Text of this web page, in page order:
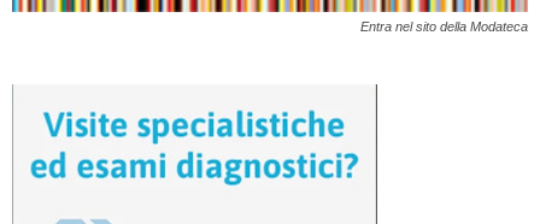
Entra nel sito della Modateca